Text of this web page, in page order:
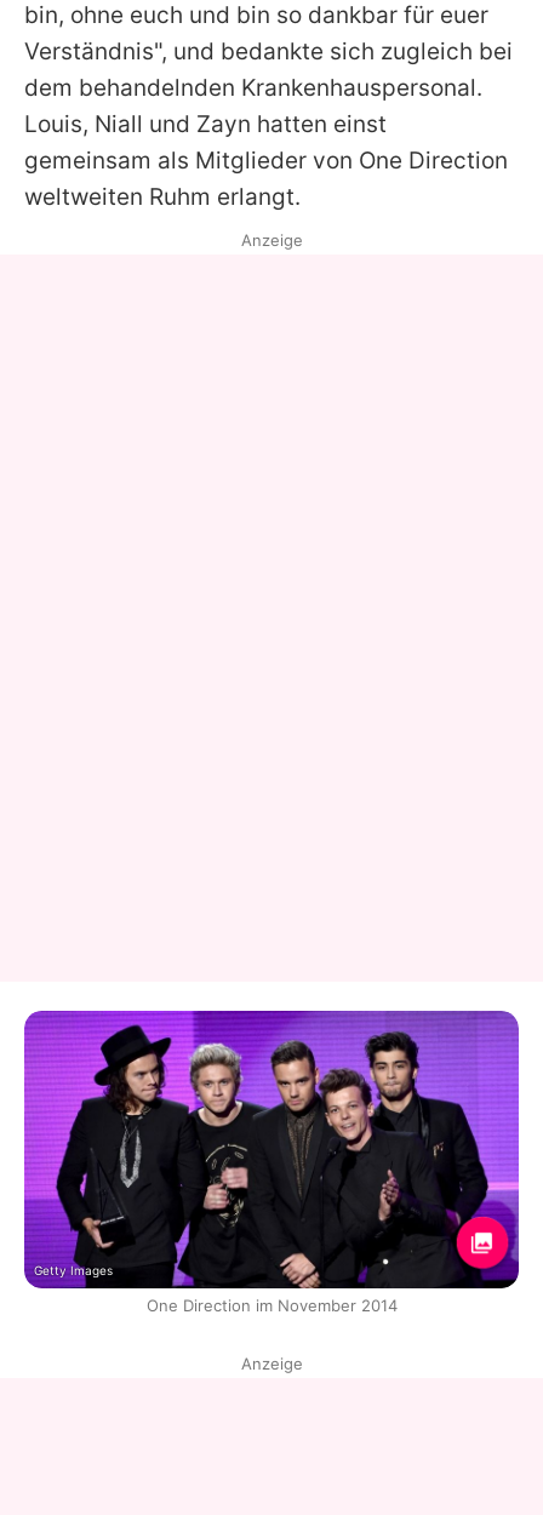
bin, ohne euch und bin so dankbar für euer
Verständnis", und bedankte sich zugleich bei
dem behandelnden Krankenhauspersonal.
Louis, Niall und Zayn hatten einst
gemeinsam als Mitglieder von One Direction
weltweiten Ruhm erlangt.
Anzeige
Getty Images
One Direction im November 2014
Anzeige